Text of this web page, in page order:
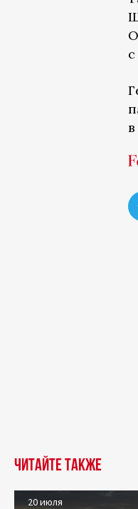
Читайте также
20 июля